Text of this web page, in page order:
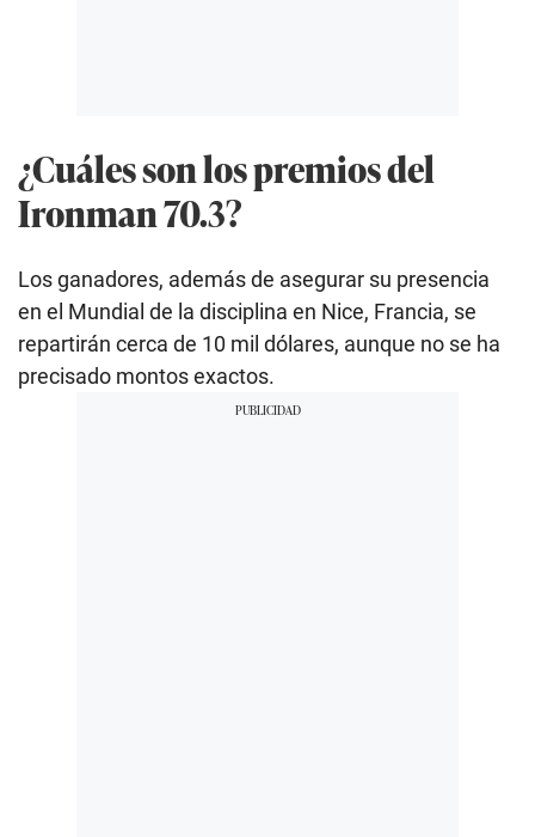
¿Cuáles son los premios del
Ironman 70.3?
Los ganadores, además de asegurar su presencia
en el Mundial de la disciplina en Nice, Francia, se
repartirán cerca de 10 mil dólares, aunque no se ha
precisado montos exactos.